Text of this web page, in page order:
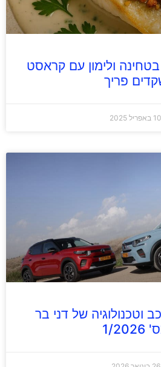
ולימון עם קראסט
פריך
10 באפריל 2025
וטכנולוגיה של דני בר